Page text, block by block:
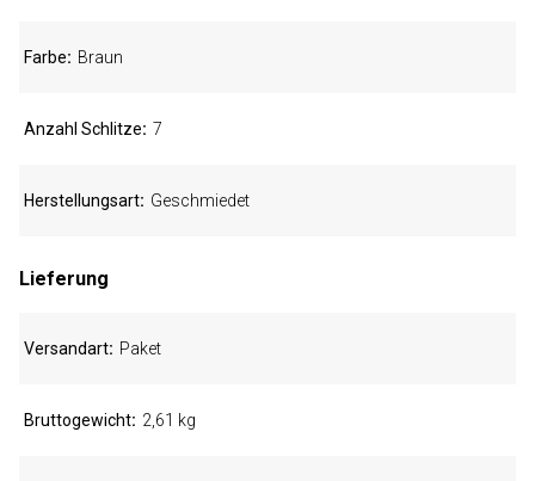
Farbe Braun
Anzahl Schlitze 7
Herstellungsart Geschmiedet
Lieferung
Versandart Paket
Bruttogewicht 2,61 kg